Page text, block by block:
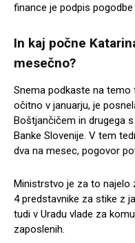
finance je podpis pogodbe
In kaj počne
mesečno?
Snema podkaste na temo
očitno v januarju, je
Boštjančičem in drugega
Banke Slovenije. V tem
dva na mesec, pogovor
Ministrstvo je za to najelo
4 predstavnike za stike z
tudi v Uradu vlade za
zaposlenih.